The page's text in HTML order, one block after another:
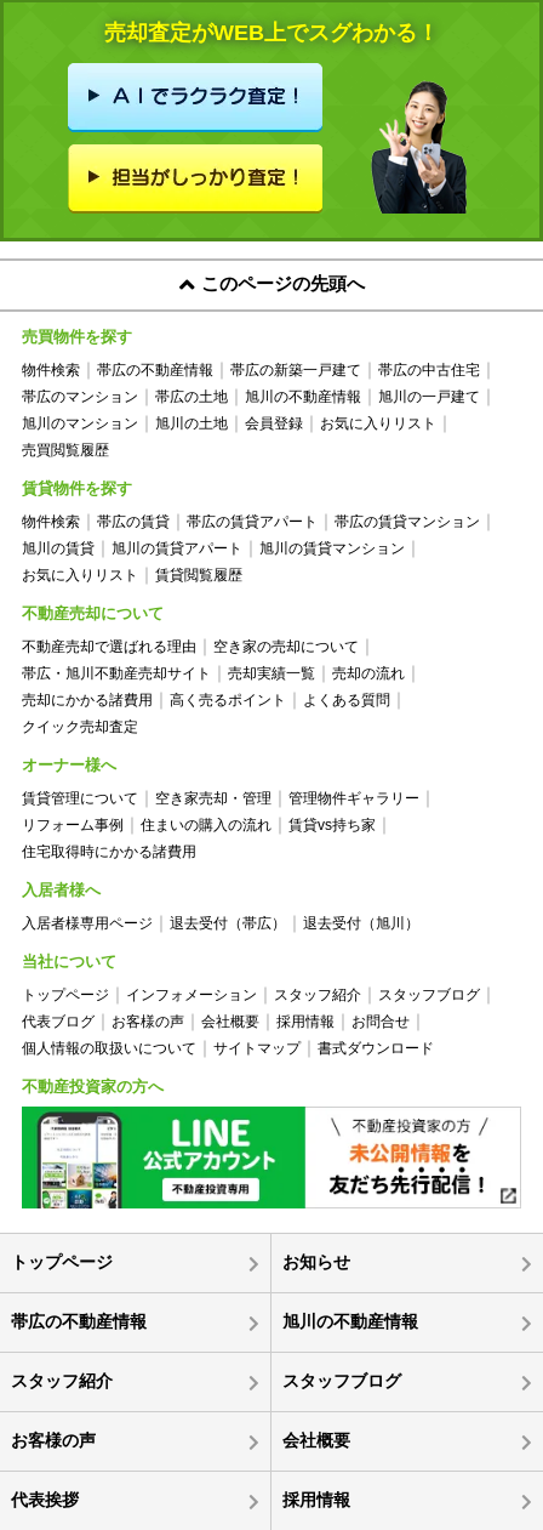
売却査定がWEB上でスグわかる！
このページの先頭へ
売買物件を探す
物件検索 帯広の不動産情報 帯広の新築一戸建て
帯広の中古住宅
帯広のマンション
帯広の土地 旭川の不動産情報
旭川の一戸建て
旭川のマンション
旭川の土地 会員登録
お気に入りリスト
売買閲覧履歴
賃貸物件を探す
物件検索 帯広の賃貸 帯広の賃貸アパート
帯広の賃貸マンション
旭川の賃貸
旭川の賃貸アパート
旭川の賃貸マンション
お気に入りリスト
賃貸閲覧履歴
不動産売却について
不動産売却で選ばれる理由
空き家の売却について
帯広・旭川不動産売却サイト
売却実績一覧
売却の流れ
売却にかかる諸費用
高く売るポイント
よくある質問
クイック売却査定
オーナー様へ
賃貸管理について 空き家売却・管理
管理物件ギャラリー
リフォーム事例
住まいの購入の流れ
賃貸vs持ち家
住宅取得時にかかる諸費用
入居者様へ
入居者様専用ページ 退去受付（帯広） 退去受付（旭川）
当社について
トップページ インフォメーション スタッフ紹介
スタッフブログ
代表ブログ
お客様の声 会社概要 採用情報
お問合せ
個人情報の取扱いについて
サイトマップ 書式ダウンロード
不動産投資家の方へ
トップページ お知らせ
帯広の不動産情報 旭川の不動産情報
スタッフ紹介 スタッフブログ
お客様の声 会社概要
代表挨拶 採用情報